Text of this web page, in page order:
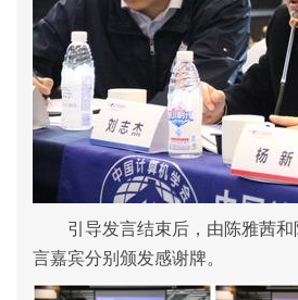
引导发言结束后，由陈雅茜
言嘉宾分别颁发感谢牌。